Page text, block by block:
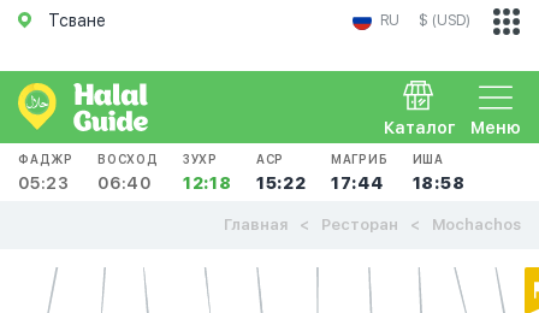
Тсване RU $ (USD)
Меню
Каталог
ФАДЖР
05:23
ВОСХОД
06:40
ЗУХР
12:18
АСР
15:22
МАГРИБ
17:44
ИША
18:58
Главная Ресторан Mochachos